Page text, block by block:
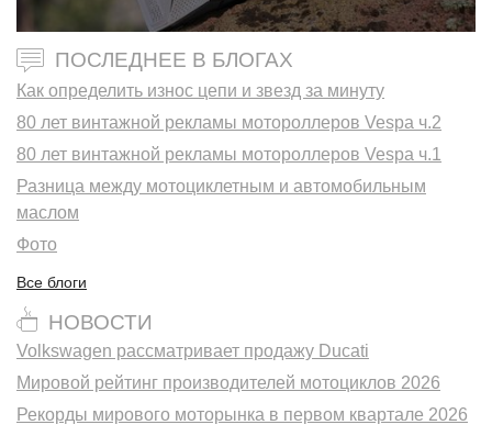
ПОСЛЕДНЕЕ В БЛОГАХ
Как определить износ цепи и звезд за минуту
80 лет винтажной рекламы мотороллеров Vespa ч.2
80 лет винтажной рекламы мотороллеров Vespa ч.1
Разница между мотоциклетным и автомобильным
маслом
Фото
Все блоги
НОВОСТИ
Volkswagen рассматривает продажу Ducati
Мировой рейтинг производителей мотоциклов 2026
Рекорды мирового моторынка в первом квартале 2026